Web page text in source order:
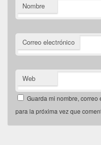
Nombre
Correo electrónico
Web
Guarda mi nombre,
para la próxima vez que